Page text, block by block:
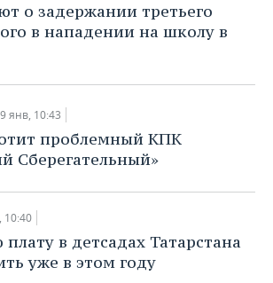
о задержании третьего
в нападении на школу в
янв, 10:43
проблемный КПК
Сберегательный»
10:40
в детсадах Татарстана
уже в этом году